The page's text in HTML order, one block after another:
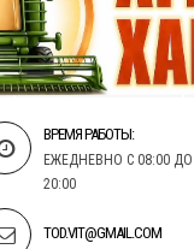
ВРЕМЯ РАБОТЫ:
ЕЖЕДНЕВНО С 08:00 ДО
20:00
TOD.VIT@GMAIL.COM